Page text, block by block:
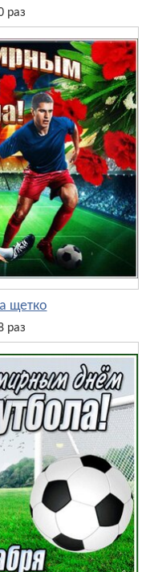
раз
щетко
раз